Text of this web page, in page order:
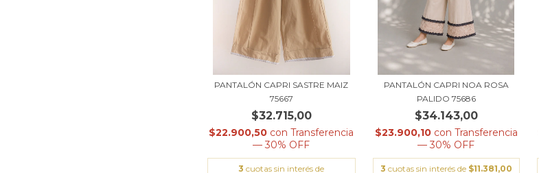
PANTALÓN CAPRI SASTRE MAIZ
75667
$32.715,00
$22.900,50 con Transferencia
— 30% OFF
3 cuotas sin interés de
PANTALÓN CAPRI NOA ROSA
PALIDO 75686
$34.143,00
$23.900,10 con Transferencia
— 30% OFF
3 cuotas sin interés de $11.381,00